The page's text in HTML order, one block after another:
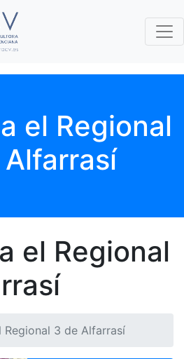
el Regional
el Regional
Regional 3 de Alfarrasí